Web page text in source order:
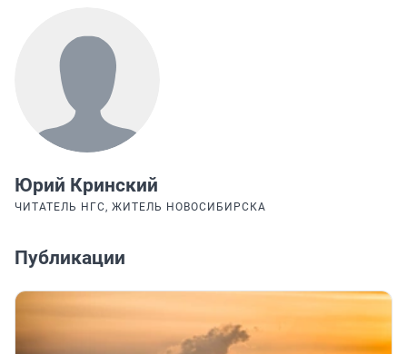
Юрий Кринский
ЧИТАТЕЛЬ НГС, ЖИТЕЛЬ НОВОСИБИРСКА
Публикации